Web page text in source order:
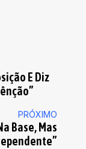
E Diz
PRÓXIMO
Base, Mas